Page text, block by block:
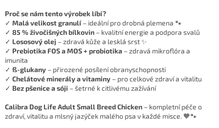
Proč se nám tento výrobek líbí?
✓ Malá velikost granulí– ideální pro drobná plemena 🐾
✓ 85 % živočišných bílkovin – kvalitní energie a podpora svalů
✓ Lososový olej – zdravá kůže a lesklá srst ✨
✓ Prebiotika FOS a MOS + probiotika – zdravá mikroflóra a
imunita
✓ ß-glukany – přirozené posílení obranyschopnosti
✓ Chelátové minerály a vitaminy – pro celkové zdraví a vitalitu
✓ Bez pšenice a sóji – šetrné k citlivému zažívání
Calibra Dog Life Adult Small Breed Chicken – kompletní péče o
zdraví, vitalitu a mlsný jazýček malého psa v každé misce. 🧡🐾